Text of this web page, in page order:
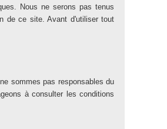
Nous ne serons pas tenus
de ce site. Avant d'utiliser tout
sommes pas responsables du
à consulter les conditions